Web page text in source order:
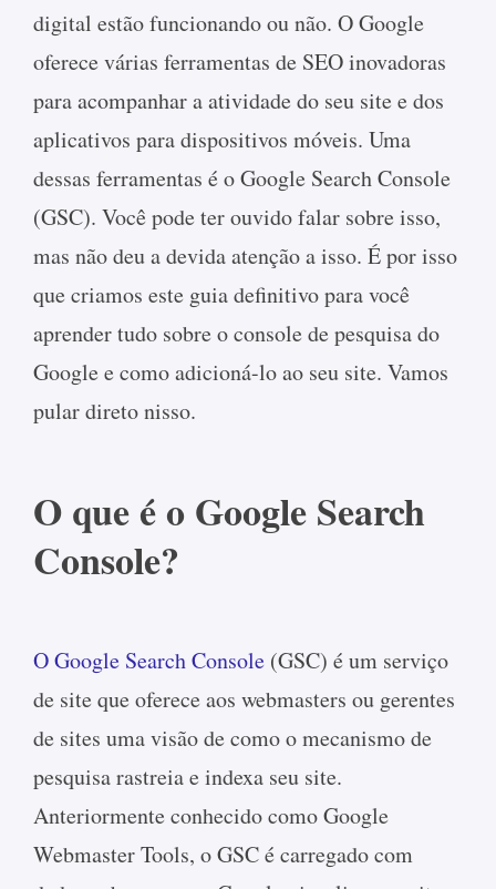
digital estão funcionando ou não. O Google
oferece várias ferramentas de SEO inovadoras
para acompanhar a atividade do seu site e dos
aplicativos para dispositivos móveis. Uma
dessas ferramentas é o Google Search Console
(GSC). Você pode ter ouvido falar sobre isso,
mas não deu a devida atenção a isso. É por isso
que criamos este guia definitivo para você
aprender tudo sobre o console de pesquisa do
Google e como adicioná-lo ao seu site. Vamos
pular direto nisso.
O que é o Google Search
Console?
O Google Search Console (GSC) é um serviço
de site que oferece aos webmasters ou gerentes
de sites uma visão de como o mecanismo de
pesquisa rastreia e indexa seu site.
Anteriormente conhecido como Google
Webmaster Tools, o GSC é carregado com